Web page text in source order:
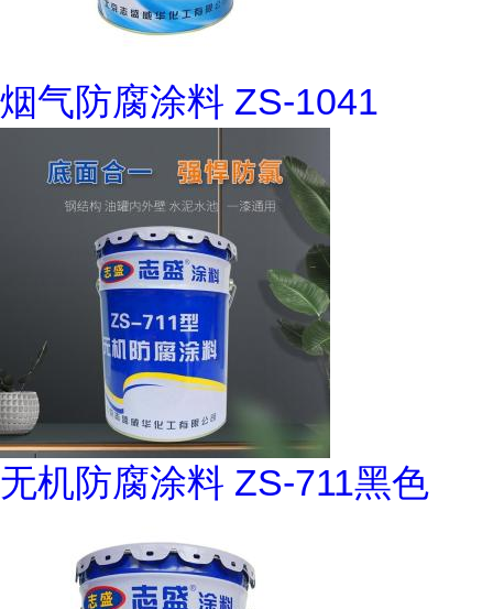
烟气防腐涂料 ZS-1041
无机防腐涂料 ZS-711黑色